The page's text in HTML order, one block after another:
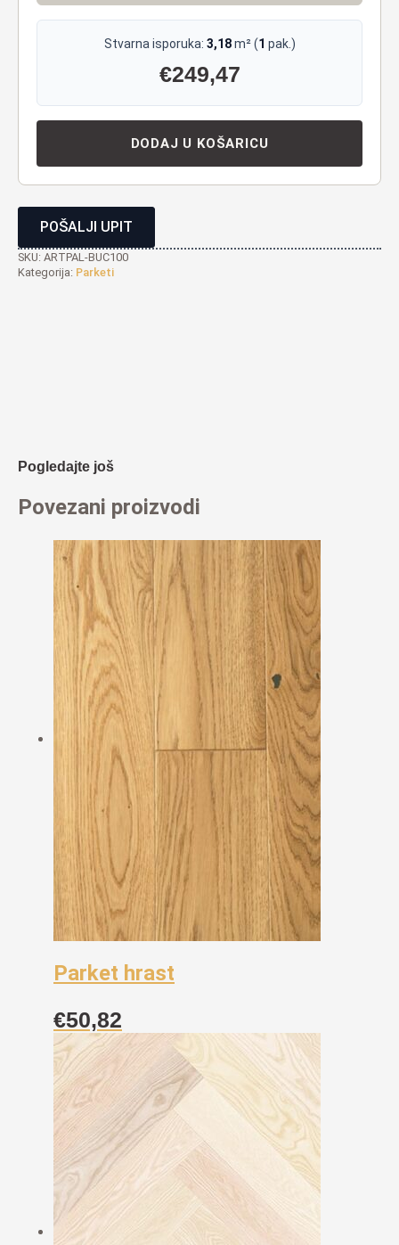
Stvarna isporuka: 3,18m² (1 pak.)
€249,47
DODAJ U KOŠARICU
POŠALJI UPIT
SKU: ARTPAL-BUC100
Kategorija: Parketi
Pogledajte još
Povezani proizvodi
Parket hrast
€50,82